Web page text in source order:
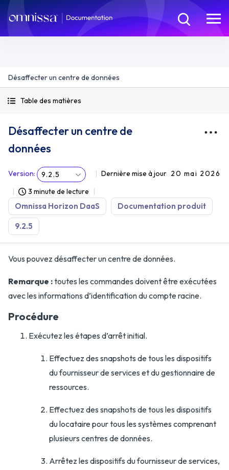
Désaffecter un centre de données
Table des matières
Désaffecter un centre de
données
Version: 9.2.5 Dernière mise à jour 20 mai 2026
3 minute de lecture
Omnissa Horizon DaaS Documentation produit
9.2.5
Vous pouvez désaffecter un centre de données.
Remarque :toutes les commandes doivent être exécutées
avec les informations d’identification du compte racine.
Procédure
Exécutez les étapes d’arrêt initial.
Effectuez des snapshots de tous les dispositifs
du fournisseur de services et du gestionnaire de
ressources.
Effectuez des snapshots de tous les dispositifs
du locataire pour tous les systèmes comprenant
plusieurs centres de données.
Arrêtez les dispositifs du fournisseur de services,